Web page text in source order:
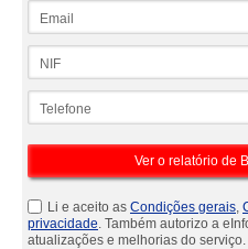
Li e aceito as Condições gerais,
privacidade. Também autorizo a
atualizações e melhorias do serviço.